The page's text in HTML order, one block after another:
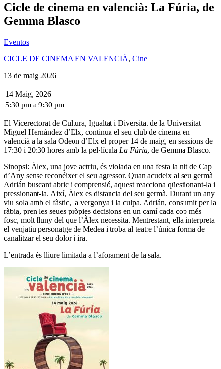
Cicle de cinema en valencià: La Fúria, de
Gemma Blasco
Eventos
CICLE DE CINEMA EN VALENCIÀ, Cine
13 de maig 2026
14 Maig, 2026
5:30 pm a 9:30 pm
El Vicerectorat de Cultura, Igualtat i Diversitat de la Universitat
Miguel Hernández d’Elx, continua el seu club de cinema en
valencià a la sala Odeon d’Elx el proper 14 de maig, en sessions de
17:30 i 20:30 hores amb la pel·lícula La Fúria, de Gemma Blasco.
Sinopsi: Àlex, una jove actriu, és violada en una festa la nit de Cap
d’Any sense reconéixer el seu agressor. Quan acudeix al seu germà
Adrián buscant abric i comprensió, aquest reacciona qüestionant-la i
pressionant-la. Així, Àlex es distancia del seu germà. Durant un any
viu sola amb el fàstic, la vergonya i la culpa. Adrián, consumit per la
ràbia, pren les seues pròpies decisions en un camí cada cop més
fosc, molt lluny del que l’Àlex necessita. Mentrestant, ella interpreta
el venjatiu personatge de Medea i troba al teatre l’única forma de
canalitzar el seu dolor i ira.
L’entrada és lliure limitada a l’aforament de la sala.